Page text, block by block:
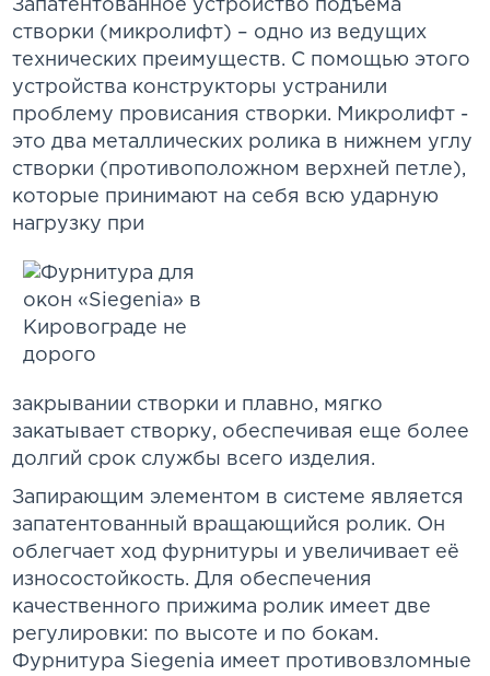
Запатентованное устройство подъема
створки (микролифт) – одно из ведущих
технических преимуществ. С помощью этого
устройства конструкторы устранили
проблему провисания створки. Микролифт -
это два металлических ролика в нижнем углу
створки (противоположном верхней петле),
которые принимают на себя всю ударную
нагрузку при
закрывании створки и плавно, мягко
закатывает створку, обеспечивая еще более
долгий срок службы всего изделия.
Запирающим элементом в системе является
запатентованный вращающийся ролик. Он
облегчает ход фурнитуры и увеличивает её
износостойкость. Для обеспечения
качественного прижима ролик имеет две
регулировки: по высоте и по бокам.
Фурнитура Siegenia имеет противовзломные